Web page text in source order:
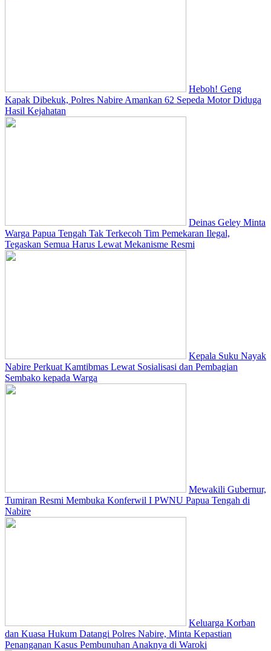
Heboh! Geng
Kapak Dibekuk, Polres Nabire Amankan 62 Sepeda Motor Diduga
Hasil Kejahatan
Deinas Geley Minta
Warga Papua Tengah Tak Terkecoh Tim Pemekaran Ilegal,
Tegaskan Semua Harus Lewat Mekanisme Resmi
Kepala Suku Nayak
Nabire Perkuat Kamtibmas Lewat Sosialisasi dan Pembagian
Sembako kepada Warga
Mewakili Gubernur,
Tumiran Resmi Membuka Konferwil I PWNU Papua Tengah di
Nabire
Keluarga Korban
dan Kuasa Hukum Datangi Polres Nabire, Minta Kepastian
Penanganan Kasus Pembunuhan Anaknya di Waroki